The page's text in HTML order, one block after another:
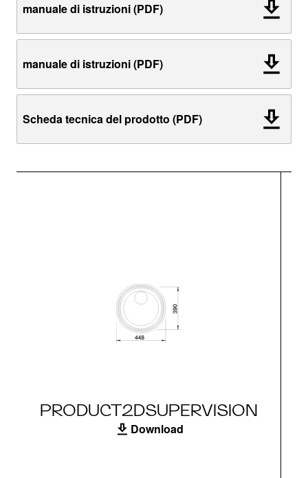
manuale di istruzioni (PDF)
manuale di istruzioni (PDF)
Scheda tecnica del prodotto (PDF)
PRODUCT2DSUPERVISION
Download